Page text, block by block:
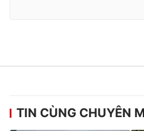
TIN CÙNG CHUYÊN